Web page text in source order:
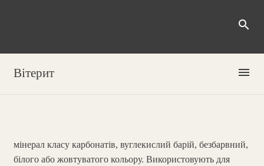
search
Вітерит menu
мінерал класу карбонатів, вуглекислий барій, безбарвний,
білого або жовтуватого кольору. Використовують для